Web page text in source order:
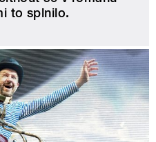
to splnilo.